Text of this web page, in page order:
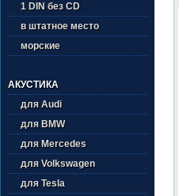
1 DIN без CD
в штатное место
морские
АКУСТИКА
для Audi
для BMW
для Mercedes
для Volkswagen
для Tesla